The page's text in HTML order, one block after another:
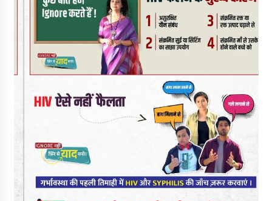
हिमाचल में प्रतिशोध की राजनीति के खिलाफ भाजपा ने शिमला CM आवास
ओकओवर घेराव में किया शक्ति प्रदर्शन
05/08/2026
भवन एवं अन्य सन्निर्माण कामगार शीघ्र करवाएं ई-श्रम पोर्टल पर पंजीकरण
05/08/2026
ऊना में PWD का जेई 8 हजार रुपये रिश्वत लेते गिरफ्तार, ठेकेदार का बिल
पास करने के लिए मांगी थी घूस
स्वास्थ्य विभाग की खरीद में घोटाले की आशंका, स्वतंत्र जांच की मांग, भाजपा
ने कहा- “हर पैसे का हिसाब जनता को मिले”